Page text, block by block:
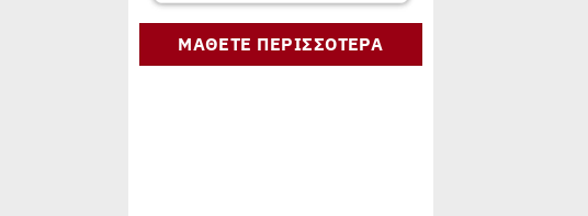
ΜΑΘΕΤΕ ΠΕΡΙΣΣΟΤΕΡΑ